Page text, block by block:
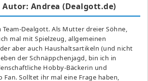
Autor: Andrea (Dealgott.de)
Team-Dealgott. Als Mutter dreier Söhne,
mal mit Spielzeug, allgemeinen
aber auch Haushaltsartikeln (und nicht
der Schnäppchenjagd, bin ich in
Hobby-Bäckerin und
Solltet ihr mal eine Frage haben,